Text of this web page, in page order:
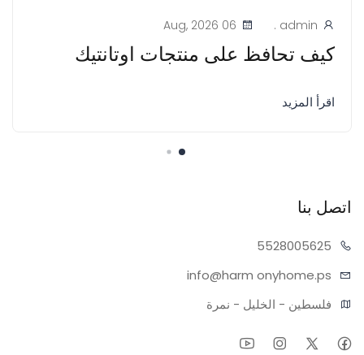
admin .
06 Aug, 2026
كيف تحافظ على منتجات اوتانتيك
اقرأ المزيد
اتصل بنا
05625
55280
info@harm onyhome.ps
فلسطين - الخليل - نمرة